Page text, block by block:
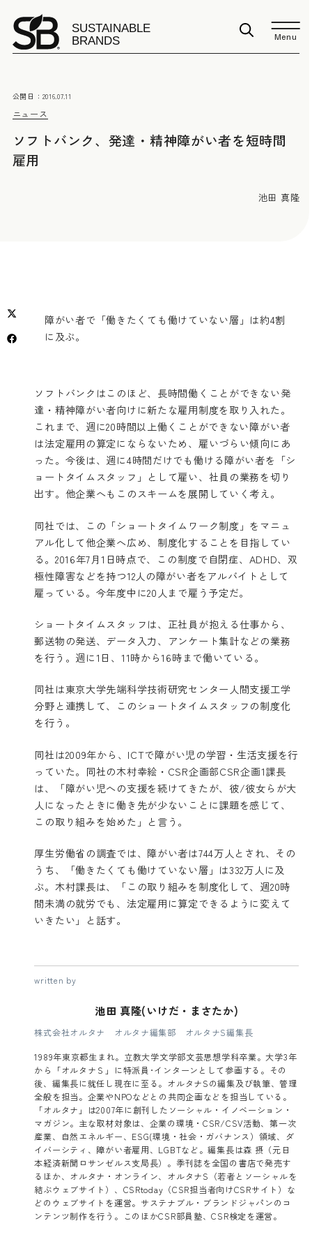
Menu
ニュース
公開日： 2016.07.11
ソフトバンク、発達・精神障がい者を短時間
雇用
池田 真隆
障がい者で「働きたくても働けていない層」は約4割
に及ぶ。
ソフトバンクはこのほど、長時間働くことができない発
達・精神障がい者向けに新たな雇用制度を取り入れた。
これまで、週に20時間以上働くことができない障がい者
は法定雇用の算定にならないため、雇いづらい傾向にあ
った。今後は、週に4時間だけでも働ける障がい者を「シ
ョートタイムスタッフ」として雇い、社員の業務を切り
出す。他企業へもこのスキームを展開していく考え。
同社では、この「ショートタイムワーク制度」をマニュ
アル化して他企業へ広め、制度化することを目指してい
る。2016年7月1日時点で、この制度で自閉症、ADHD、双
極性障害などを持つ12人の障がい者をアルバイトとして
雇っている。今年度中に20人まで雇う予定だ。
ショートタイムスタッフは、正社員が抱える仕事から、
郵送物の発送、データ入力、アンケート集計などの業務
を行う。週に1日、11時から16時まで働いている。
同社は東京大学先端科学技術研究センター人間支援工学
分野と連携して、このショートタイムスタッフの制度化
を行う。
同社は2009年から、ICTで障がい児の学習・生活支援を行
っていた。同社の木村幸絵・CSR企画部CSR企画1課長
は、「障がい児への支援を続けてきたが、彼/彼女らが大
人になったときに働き先が少ないことに課題を感じて、
この取り組みを始めた」と言う。
厚生労働省の調査では、障がい者は744万人とされ、その
うち、「働きたくても働けていない層」は332万人に及
ぶ。木村課長は、「この取り組みを制度化して、週20時
間未満の就労でも、法定雇用に算定できるように変えて
いきたい」と話す。
written by
池田 真隆(いけだ・まさたか)
株式会社オルタナ オルタナ編集部 オルタナS編集長
1989年東京都生まれ。立教大学文学部文芸思想学科卒業。大学3年
から「オルタナＳ」に特派員･インターンとして参画する。その
後、編集長に就任し現在に至る。オルタナSの編集及び執筆、管理
全般を担当。企業やNPOなどとの共同企画などを担当している。
「オルタナ」は2007年に創刊したソーシャル・イノベーション・
マガジン。主な取材対象は、企業の環境・CSR/CSV活動、第一次
産業、自然エネルギー、ESG(環境・社会・ガバナンス）領域、ダ
イバーシティ、障がい者雇用、LGBTなど。編集長は森 摂（元日
本経済新聞ロサンゼルス支局長）。季刊誌を全国の書店で発売す
るほか、オルタナ・オンライン、オルタナS（若者とソーシャルを
結ぶウェブサイト）、CSRtoday（CSR担当者向けCSRサイト）な
どのウェブサイトを運営。サステナブル・ブランドジャパンのコ
ンテンツ制作を行う。このほかCSR部員塾、CSR検定を運営。